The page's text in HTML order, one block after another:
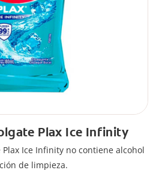
Plax Ice Infinity
Ice Infinity no contiene alcohol
de limpieza.